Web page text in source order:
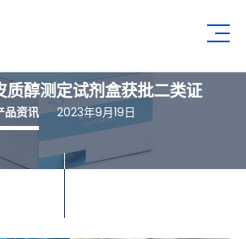
有限公司
质醇测定试剂盒获批二类证
品资讯 2023年9月19日